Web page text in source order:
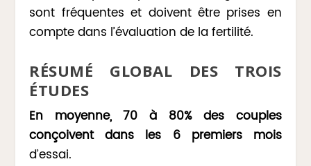
sont fréquentes et doivent être prises en
compte dans l’évaluation de la fertilité.
RÉSUMÉ GLOBAL DES TROIS
ÉTUDES
En moyenne, 70 à 80% des couples
conçoivent dans les 6 premiers mois
d’essai.